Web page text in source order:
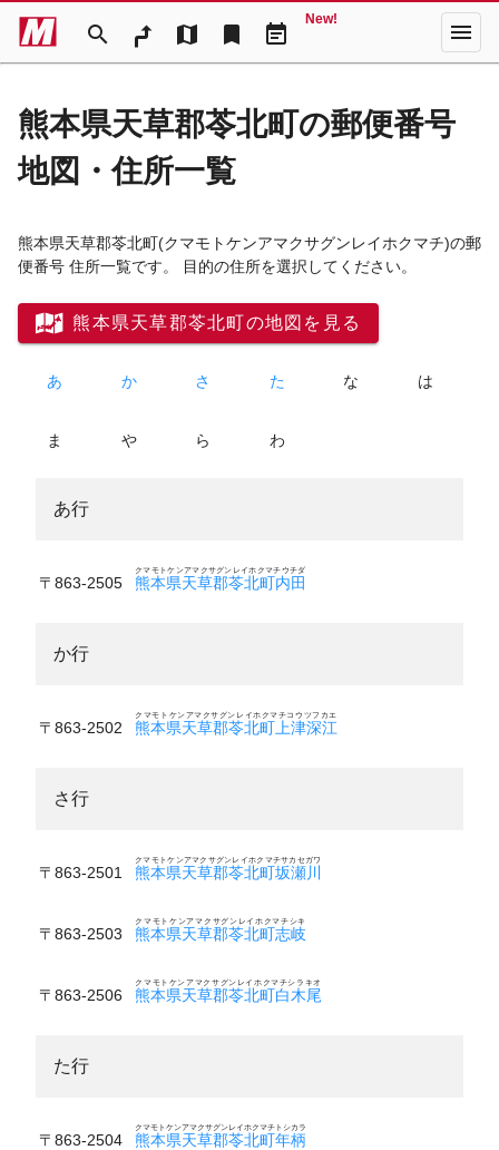
search map bookmark event_note
New! menu
熊本県天草郡苓北町の郵便番号
地図・住所一覧
熊本県天草郡苓北町(クマモトケンアマクサグンレイホクマチ)の郵
便番号 住所一覧です。 目的の住所を選択してください。
熊本県天草郡苓北町の地図を見る
あ か さ た な は
ま や ら わ
あ行
〒863-2505 熊本県天草郡苓北町内田
クマモトケンアマクサグンレイホクマチウチダ
か行
〒863-2502 熊本県天草郡苓北町上津深江
クマモトケンアマクサグンレイホクマチコウツフカエ
さ行
〒863-2501 熊本県天草郡苓北町坂瀬川
クマモトケンアマクサグンレイホクマチサカセガワ
〒863-2503 熊本県天草郡苓北町志岐
クマモトケンアマクサグンレイホクマチシキ
〒863-2506 熊本県天草郡苓北町白木尾
クマモトケンアマクサグンレイホクマチシラキオ
た行
〒863-2504 熊本県天草郡苓北町年柄
クマモトケンアマクサグンレイホクマチトシカラ